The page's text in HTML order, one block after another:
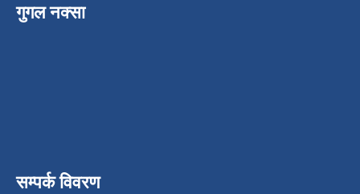
गुगल नक्सा
सम्पर्क विवरण